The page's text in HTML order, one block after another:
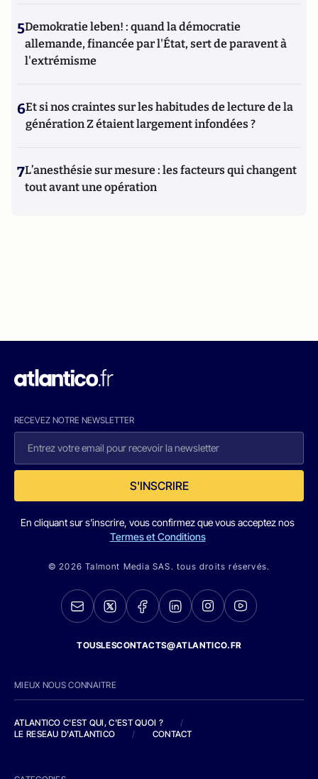
5Demokratie leben! : quand la démocratie
allemande, financée par l'État, sert de paravent à
l'extrémisme
6Et si nos craintes sur les habitudes de lecture de la
génération Z étaient largement infondées ?
7L’anesthésie sur mesure : les facteurs qui changent
tout avant une opération
RECEVEZ NOTRE NEWSLETTER
S'INSCRIRE
En cliquant sur s'inscrire, vous confirmez que vous acceptez nos
Termes et Conditions
© 2026 Talmont Media SAS. tous droits réservés.
TOUSLESCONTACTS@ATLANTICO.FR
MIEUX NOUS CONNAITRE
ATLANTICO C'EST QUI, C'EST QUOI ?
/
LE RESEAU D'ATLANTICO
/ CONTACT